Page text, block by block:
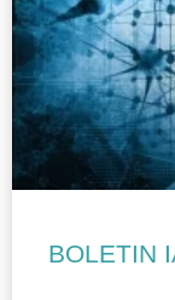
BOLETIN